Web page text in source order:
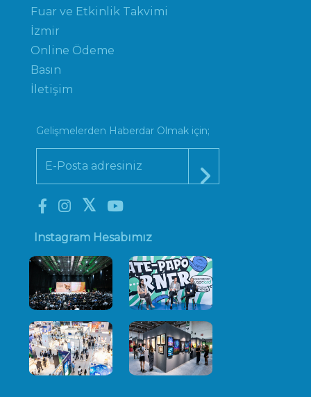
Fuar ve Etkinlik Takvimi
İzmir
Online Ödeme
Basın
İletişim
Gelişmelerden Haberdar Olmak için;
Instagram Hesabımız